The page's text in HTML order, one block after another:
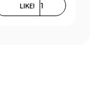
LIKE! 1